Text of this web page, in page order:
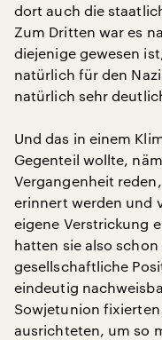
dort auch die
Zum Dritten war es
diejenige gewesen
natürlich für den
natürlich sehr
Und das in einem
Gegenteil wollte,
Vergangenheit
erinnert werden und
eigene Verstrickung
hatten sie also
gesellschaftliche
eindeutig
Sowjetunion
ausrichteten, um so